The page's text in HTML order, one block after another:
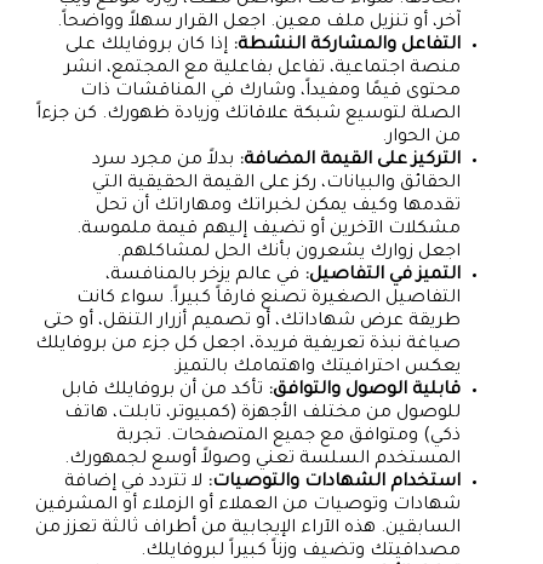
آخر، أو تنزيل ملف معين. اجعل القرار سهلاً وواضحاً.
التفاعل والمشاركة النشطة: إذا كان بروفايلك على
منصة اجتماعية، تفاعل بفاعلية مع المجتمع، انشر
محتوى قيمًا ومفيداً، وشارك في المناقشات ذات
الصلة لتوسيع شبكة علاقاتك وزيادة ظهورك. كن جزءاً
من الحوار.
التركيز على القيمة المضافة: بدلاً من مجرد سرد
الحقائق والبيانات، ركز على القيمة الحقيقية التي
تقدمها وكيف يمكن لخبراتك ومهاراتك أن تحل
مشكلات الآخرين أو تضيف إليهم قيمة ملموسة.
اجعل زوارك يشعرون بأنك الحل لمشاكلهم.
التميز في التفاصيل: في عالم يزخر بالمنافسة،
التفاصيل الصغيرة تصنع فارقاً كبيراً. سواء كانت
طريقة عرض شهاداتك، أو تصميم أزرار التنقل، أو حتى
صياغة نبذة تعريفية فريدة، اجعل كل جزء من بروفايلك
يعكس احترافيتك واهتمامك بالتميز.
قابلية الوصول والتوافق: تأكد من أن بروفايلك قابل
للوصول من مختلف الأجهزة (كمبيوتر، تابلت، هاتف
ذكي) ومتوافق مع جميع المتصفحات. تجربة
المستخدم السلسة تعني وصولاً أوسع لجمهورك.
استخدام الشهادات والتوصيات: لا تتردد في إضافة
شهادات وتوصيات من العملاء أو الزملاء أو المشرفين
السابقين. هذه الآراء الإيجابية من أطراف ثالثة تعزز من
مصداقيتك وتضيف وزناً كبيراً لبروفايلك.